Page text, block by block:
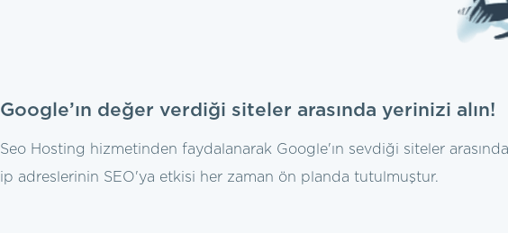
Google’ın değer verdiği siteler arasında yerinizi alın!
Seo Hosting hizmetinden faydalanarak Google'ın sevdiği siteler
ip adreslerinin SEO'ya etkisi her zaman ön planda tutulmuştur.